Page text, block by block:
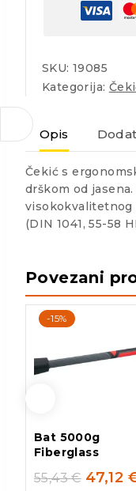
SKU: 19085
Kategorija:
Opis
Čekić s
drškom od
visokokvalitetnog
(DIN 1041, 55-58
Povezani
-15%
Bat 5000g
Fiberglass
55,43€ 47,12